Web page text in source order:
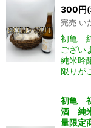
300円
完売 い
初亀
ござい
純米吟
限りが
初亀
酒 純
量限定